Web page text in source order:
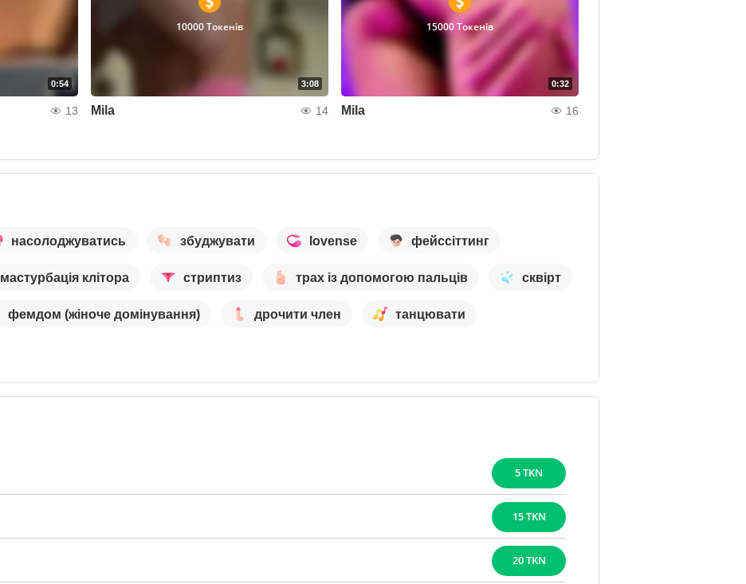
0:54
13
3:08
10000 Токенів
Mila 14
0:32
15000 Токенів
Mila 16
насолоджуватись збуджувати lovense фейссіттинг
мастурбація клітора стриптиз трах із допомогою пальців сквірт
фемдом (жіноче домінування) дрочити член танцювати
5 TKN
15 TKN
20 TKN